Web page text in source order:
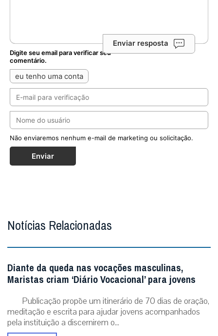
Enviar resposta
Digite seu email para verificar seu
comentário.
eu tenho uma conta
Não enviaremos nenhum e-mail de marketing ou solicitação.
Enviar
Notícias Relacionadas
Diante da queda nas vocações masculinas,
Maristas criam ‘Diário Vocacional’ para jovens
Publicação propõe um itinerário de 70 dias de oração,
meditação e escrita para ajudar jovens acompanhados
pela instituição a discernirem o...